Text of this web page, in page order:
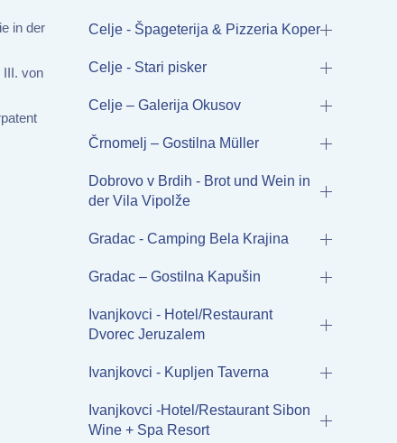
in der
III. von
Celje - Špageterija & Pizzeria Koper
Celje - Stari pisker
Celje – Galerija Okusov
Črnomelj – Gostilna Müller
Dobrovo v Brdih - Brot und Wein in
der Vila Vipolže
Gradac - Camping Bela Krajina
Gradac – Gostilna Kapušin
Ivanjkovci - Hotel/Restaurant
Dvorec Jeruzalem
Ivanjkovci - Kupljen Taverna
Ivanjkovci -Hotel/Restaurant Sibon
Wine + Spa Resort